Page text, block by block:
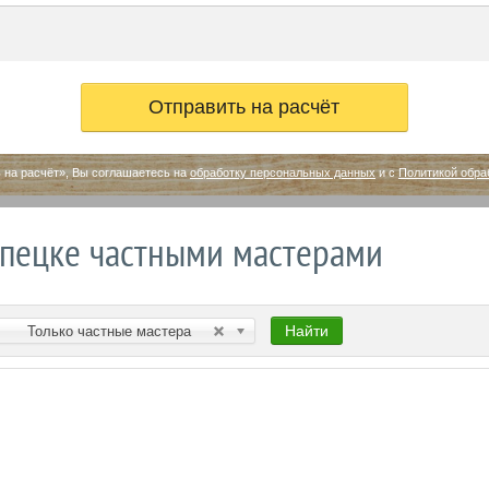
расчёт», Вы соглашаетесь наобработку персональных данныхи сПолитикой
частными мастерами
Только частные мастера Найти